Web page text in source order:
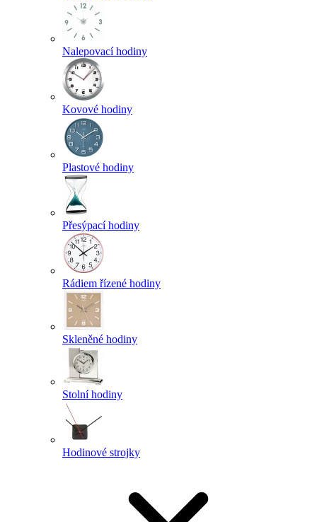
Nalepovací hodiny
Kovové hodiny
Plastové hodiny
Přesýpací hodiny
Rádiem řízené hodiny
Skleněné hodiny
Stolní hodiny
Hodinové strojky